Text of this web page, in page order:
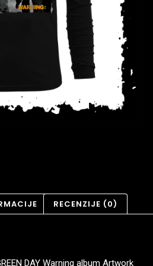
RECENZIJE (0)
DAY Warning album Artwork